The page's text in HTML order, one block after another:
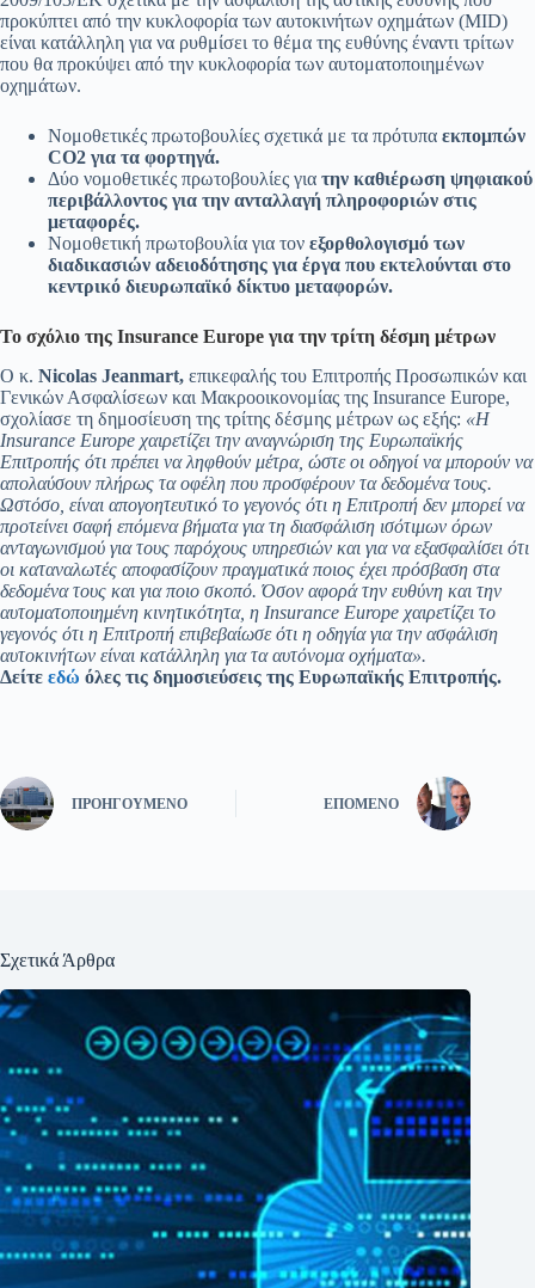
προκύπτει από την κυκλοφορία των αυτοκινήτων οχημάτων (MID)
είναι κατάλληλη για να ρυθμίσει το θέμα της ευθύνης έναντι τρίτων
που θα προκύψει από την κυκλοφορία των αυτοματοποιημένων
οχημάτων.
Νομοθετικές πρωτοβουλίες σχετικά με τα πρότυπα εκπομπών
CO2 για τα φορτηγά.
Δύο νομοθετικές πρωτοβουλίες για την καθιέρωση ψηφιακού
περιβάλλοντος για την ανταλλαγή πληροφοριών στις
μεταφορές.
Νομοθετική πρωτοβουλία για τον εξορθολογισμό των
διαδικασιών αδειοδότησης για έργα που εκτελούνται στο
κεντρικό διευρωπαϊκό δίκτυο μεταφορών.
Το σχόλιο της Insurance Europe για την τρίτη δέσμη μέτρων
Ο κ. Nicolas Jeanmart, επικεφαλής του Επιτροπής Προσωπικών και
Γενικών Ασφαλίσεων και Μακροοικονομίας της Insurance Europe,
σχολίασε τη δημοσίευση της τρίτης δέσμης μέτρων ως εξής: «Η
Insurance Europe χαιρετίζει την αναγνώριση της Ευρωπαϊκής
Επιτροπής ότι πρέπει να ληφθούν μέτρα, ώστε οι οδηγοί να μπορούν να
απολαύσουν πλήρως τα οφέλη που προσφέρουν τα δεδομένα τους.
Ωστόσο, είναι απογοητευτικό το γεγονός ότι η Επιτροπή δεν μπορεί να
προτείνει σαφή επόμενα βήματα για τη διασφάλιση ισότιμων όρων
ανταγωνισμού για τους παρόχους υπηρεσιών και για να εξασφαλίσει ότι
οι καταναλωτές αποφασίζουν πραγματικά ποιος έχει πρόσβαση στα
δεδομένα τους και για ποιο σκοπό. Όσον αφορά την ευθύνη και την
αυτοματοποιημένη κινητικότητα, η Insurance Europe χαιρετίζει το
γεγονός ότι η Επιτροπή επιβεβαίωσε ότι η οδηγία για την ασφάλιση
αυτοκινήτων είναι κατάλληλη για τα αυτόνομα οχήματα».
Δείτε εδώ όλες τις δημοσιεύσεις της Ευρωπαϊκής Επιτροπής.
ΠΡΟΗΓΟΎΜΕΝΟ ΕΠΌΜΕΝΟ
Σχετικά Άρθρα